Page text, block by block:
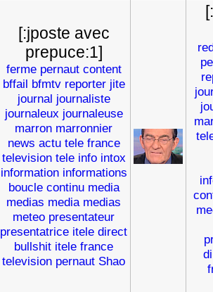
[:jposte avec
prepuce:1]
ferme pernaut content
bffail bfmtv reporter jite
journal journaliste
journaleux journaleuse
marron marronnier
news actu tele france
television tele info intox
information informations
boucle continu media
medias media medias
meteo presentateur
presentatrice itele direct
bullshit itele france
television pernaut Shao